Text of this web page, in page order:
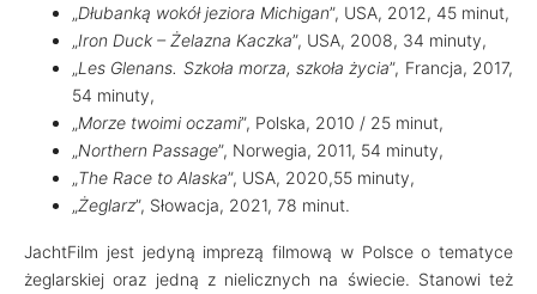
„Dłubanką wokół jeziora Michigan”, USA, 2012, 45 minut,
„Iron Duck – Żelazna Kaczka”, USA, 2008, 34 minuty,
„Les Glenans. Szkoła morza, szkoła życia”, Francja, 2017,
54 minuty,
„Morze twoimi oczami”, Polska, 2010 / 25 minut,
„Northern Passage”, Norwegia, 2011, 54 minuty,
„The Race to Alaska”, USA, 2020,55 minuty,
„Żeglarz”, Słowacja, 2021, 78 minut.
JachtFilm jest jedyną imprezą filmową w Polsce o tematyce
żeglarskiej oraz jedną z nielicznych na świecie. Stanowi też